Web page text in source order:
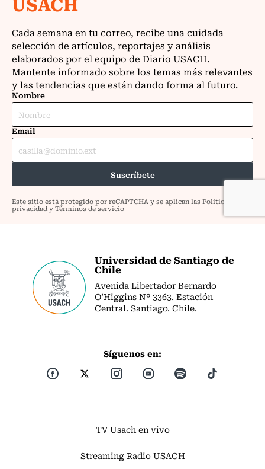
Universidad de Santiago de
Chile
Avenida Libertador Bernardo
O’Higgins Nº 3363. Estación
Central. Santiago. Chile.
Síguenos en:
TV Usach en vivo
Streaming Radio USACH